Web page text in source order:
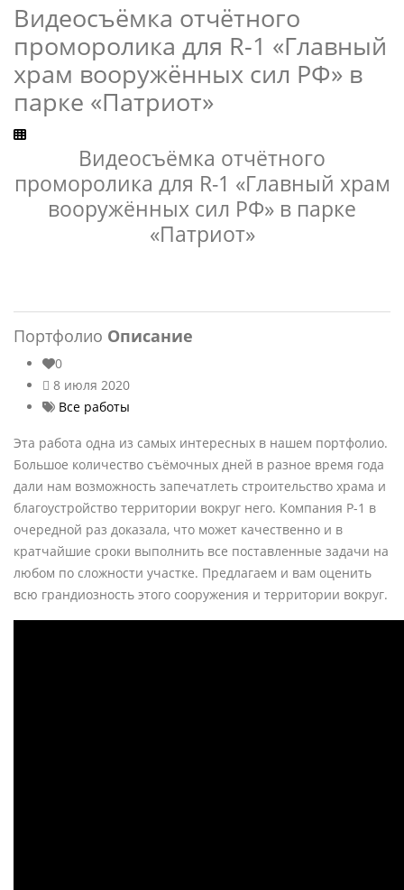
Видеосъёмка отчётного
проморолика для R-1 «Главный
храм вооружённых сил РФ» в
парке «Патриот»
Видеосъёмка отчётного
проморолика для R-1 «Главный храм
вооружённых сил РФ» в парке
«Патриот»
Портфолио Описание
0
8 июля 2020
Все работы
Эта работа одна из самых интересных в нашем портфолио.
Большое количество съёмочных дней в разное время года
дали нам возможность запечатлеть строительство храма и
благоустройство территории вокруг него. Компания Р-1 в
очередной раз доказала, что может качественно и в
кратчайшие сроки выполнить все поставленные задачи на
любом по сложности участке. Предлагаем и вам оценить
всю грандиозность этого сооружения и территории вокруг.